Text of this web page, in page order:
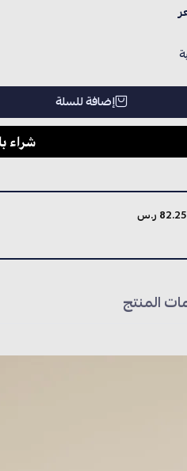
إضافة للسلة
المنتج